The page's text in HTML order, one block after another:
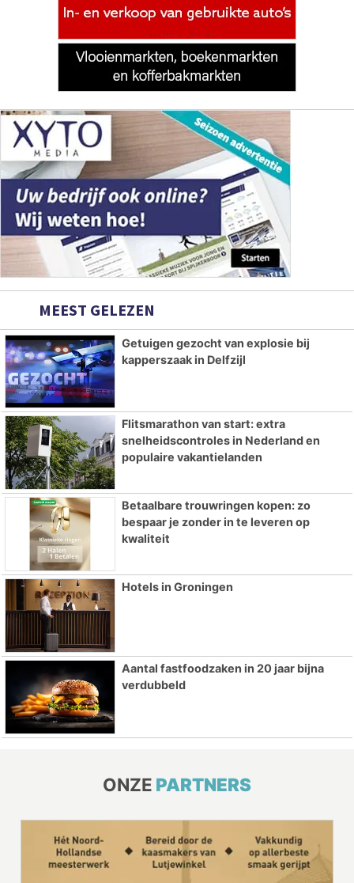
MEEST GELEZEN
Getuigen gezocht van explosie bij
kapperszaak in Delfzijl
Flitsmarathon van start: extra
snelheidscontroles in Nederland en
populaire vakantielanden
Betaalbare trouwringen kopen: zo
bespaar je zonder in te leveren op
kwaliteit
Hotels in Groningen
Aantal fastfoodzaken in 20 jaar bijna
verdubbeld
ONZE PARTNERS